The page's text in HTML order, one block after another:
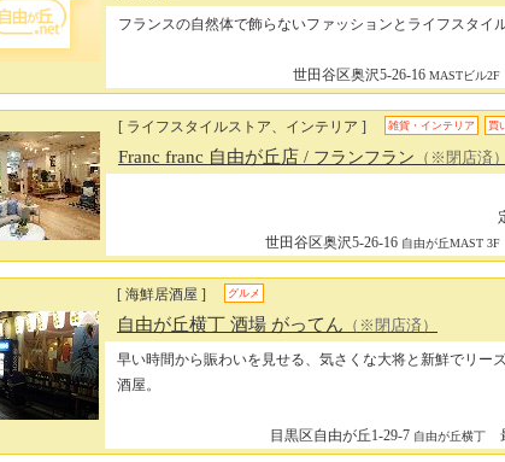
フランスの自然体で飾らないファッションとライフスタイ
世田谷区奥沢5-26-16 MASTビル2F
[ ライフスタイルストア、インテリア ] 雑貨・インテリア 買
Franc franc 自由が丘店 / フランフラン （※閉店済）
世田谷区奥沢5-26-16 自由が丘MAST 3F
[ 海鮮居酒屋 ] グルメ
自由が丘横丁 酒場 がってん （※閉店済）
早い時間から賑わいを見せる、気さくな大将と新鮮でリー
酒屋。
目黒区自由が丘1-29-7 自由が丘横丁